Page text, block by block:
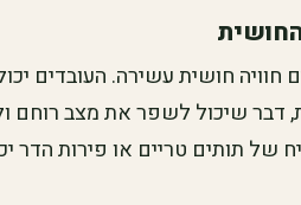
חוויה חושית עשירה. העובדים
דבר שיכול לשפר את מצב רוחם
של תותים טריים או פירות הדר